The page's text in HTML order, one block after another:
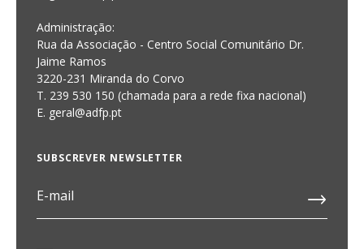
Administração:
Rua da Associação - Centro Social Comunitário Dr.
Jaime Ramos
3220-231 Miranda do Corvo
T. 239 530 150 (chamada para a rede fixa nacional)
E. geral@adfp.pt
SUBSCREVER NEWSLETTER